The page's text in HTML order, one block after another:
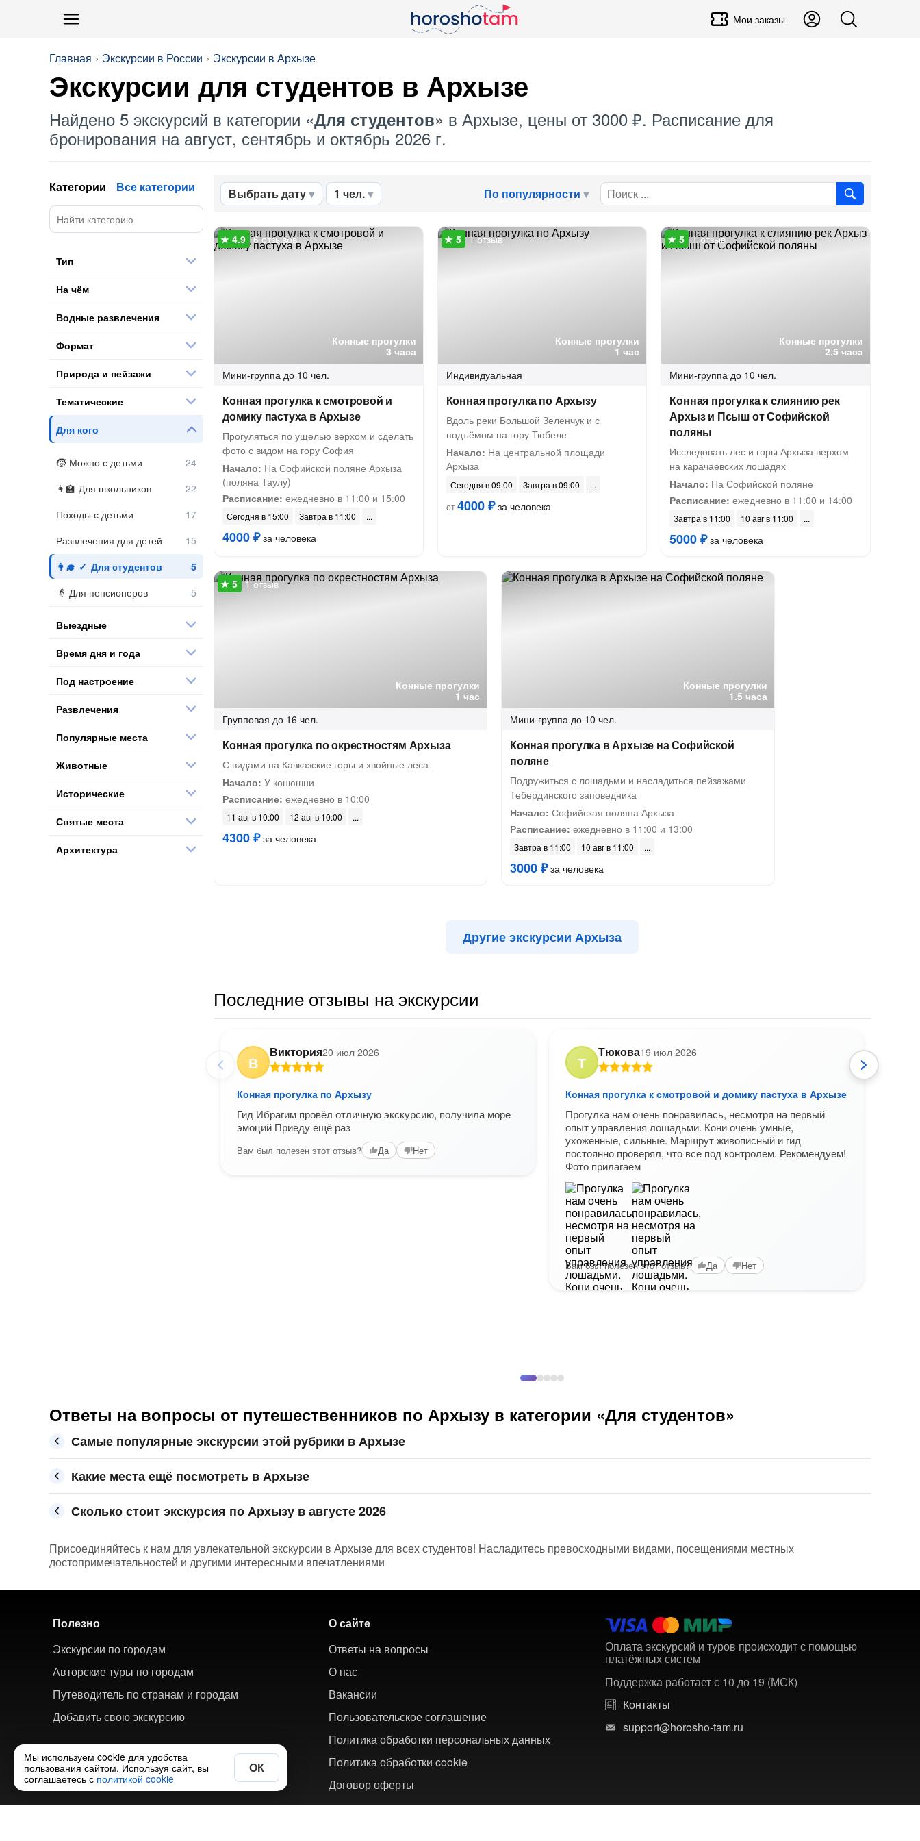
Мои заказы
Главная Экскурсии в России Экскурсии в Архызе
Экскурсии для студентов в Архызе
Найдено 5 экскурсий в категории «Для студентов» в Архызе, цены от 3000 ₽. Расписание для
бронирования на август, сентябрь и октябрь 2026 г.
Выбрать дату 1 чел. По популярности
Конные прогулки
3 часа
6 отзывов
Мини-группа до 10 чел.
Конная прогулка к смотровой и
домику пастуха в Архызе
Прогуляться по ущелью верхом и сделать
фото с видом на гору София
Начало: На Софийской поляне Архыза
(поляна Таулу)
Расписание: ежедневно в 11:00 и 15:00
Сегодня в 15:00 Завтра в 11:00
4000 ₽за человека
Конные прогулки
1 час
1 отзыв
Индивидуальная
Конная прогулка по Архызу
Вдоль реки Большой Зеленчук и с
подъёмом на гору Тюбеле
Начало: На центральной площади
Архыза
Сегодня в 09:00
Завтра в 09:00
от4000 ₽за человека
Конные прогулки
2.5 часа
1 отзыв
Мини-группа до 10 чел.
Конная прогулка к слиянию рек
Архыз и Псыш от Софийской
поляны
Исследовать лес и горы Архыза верхом
на карачаевских лошадях
Начало: На Софийской поляне
Расписание: ежедневно в 11:00 и 14:00
Завтра в 11:00 10 авг в 11:00
5000 ₽за человека
Конные прогулки
1 час
1 отзыв
Групповая до 16 чел.
Конная прогулка по окрестностям Архыза
С видами на Кавказские горы и хвойные леса
Начало: У конюшни
Расписание: ежедневно в 10:00
11 авг в 10:00 12 авг в 10:00
4300 ₽за человека
Конные прогулки
1.5 часа
Мини-группа до 10 чел.
Конная прогулка в Архызе на Софийской
поляне
Подружиться с лошадьми и насладиться пейзажами
Тебердинского заповедника
Начало: Софийская поляна Архыза
Расписание: ежедневно в 11:00 и 13:00
Завтра в 11:00 10 авг в 11:00
3000 ₽за человека
Другие экскурсии Архыза
Последние отзывы на экскурсии
В
Виктория20 июл 2026
Конная прогулка по Архызу
Гид Ибрагим провёл отличную экскурсию, получила море
эмоций Приеду ещё раз
Вам был полезен этот отзыв? Да Нет
Т
Тюкова19 июл 2026
Конная прогулка к смотровой и домику пастуха в Архызе
Прогулка нам очень понравилась, несмотря на первый
опыт управления лошадьми. Кони очень умные,
ухоженные, сильные. Маршрут живописный и гид
постоянно проверял, что все под контролем. Рекомендуем!
Фото прилагаем
Вам был полезен этот отзыв? Да Нет
Категории Все категории
Тип
На чём
Водные развлечения
Формат
Природа и пейзажи
Тематические
Для кого
Можно с детьми
Для школьников
Походы с детьми
Развлечения для детей
Для студентов
Для пенсионеров
Выездные
Время дня и года
Под настроение
Развлечения
Популярные места
Животные
Исторические
Святые места
Архитектура
Ответы на вопросы от путешественников по Архызу в категории «Для студентов»
Самые популярные экскурсии этой рубрики в Архызе
Какие места ещё посмотреть в Архызе
Сколько стоит экскурсия по Архызу в августе 2026
Присоединяйтесь к нам для увлекательной экскурсии в Архызе для всех студентов! Насладитесь превосходными видами, посещениями местных
достопримечательностей и другими интересными впечатлениями
Полезно
Экскурсии по городам
Авторские туры по городам
Путеводитель по странам и городам
Добавить свою экскурсию
О сайте
Ответы на вопросы
О нас
Вакансии
Пользовательское соглашение
Политика обработки персональных данных
Политика обработки cookie
Договор оферты
Оплата экскурсий и туров происходит с помощью
платёжных систем
Поддержка работает с 10 до 19 (МСК)
Контакты
support@horosho-tam.ru
Мы используем cookie для удобства
пользования сайтом. Используя сайт, вы
соглашаетесь с политикой cookie
ОК